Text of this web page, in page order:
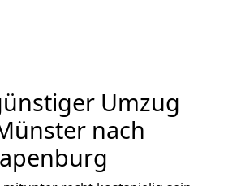
Umzug
nach